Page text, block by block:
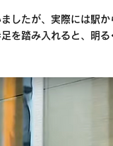
したが、実際には駅
を踏み入れると、明